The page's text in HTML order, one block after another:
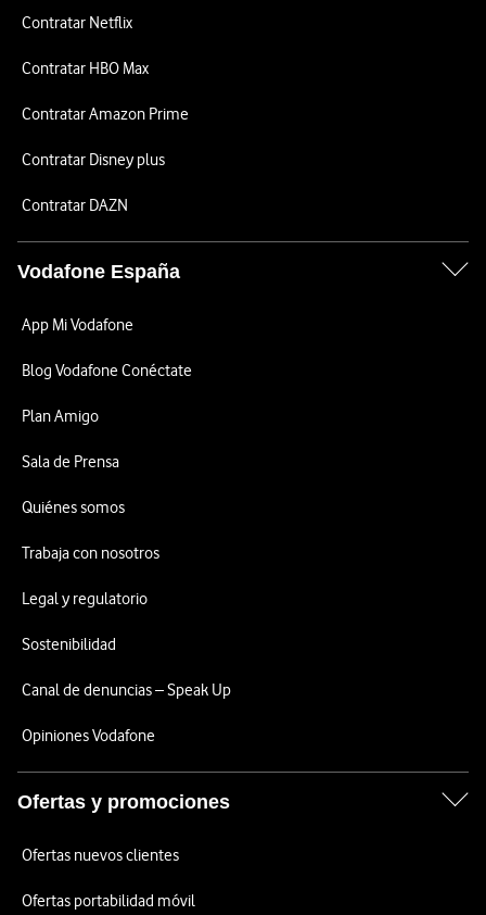
Contratar Netflix
Contratar HBO Max
Contratar Amazon Prime
Contratar Disney plus
Contratar DAZN
Vodafone España
App Mi Vodafone
Blog Vodafone Conéctate
Plan Amigo
Sala de Prensa
Quiénes somos
Trabaja con nosotros
Legal y regulatorio
Sostenibilidad
Canal de denuncias – Speak Up
Opiniones Vodafone
Ofertas y promociones
Ofertas nuevos clientes
Ofertas portabilidad móvil